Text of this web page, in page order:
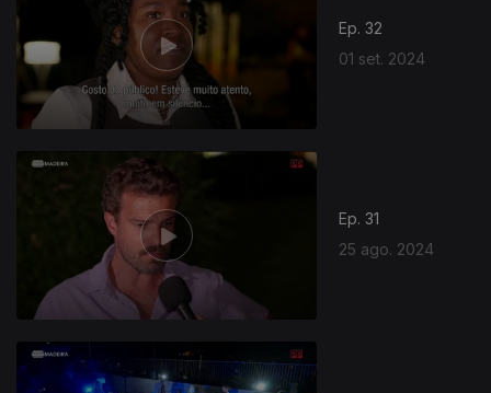
Ep. 32
01 set. 2024
Ep. 31
25 ago. 2024